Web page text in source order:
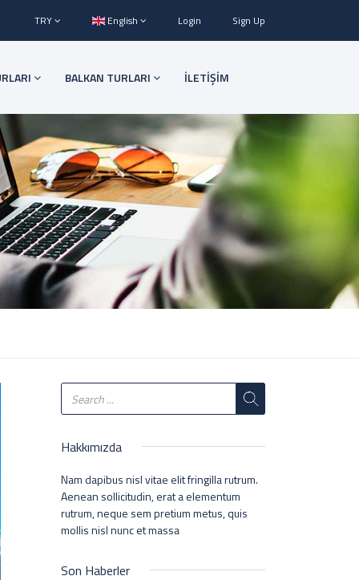
TRY English Login Sign Up
BALKAN TURLARI İLETİŞİM
Hakkımızda
Nam dapibus nisl vitae elit fringilla rutrum.
Aenean sollicitudin, erat a elementum
rutrum, neque sem pretium metus, quis
mollis nisl nunc et massa
Son Haberler